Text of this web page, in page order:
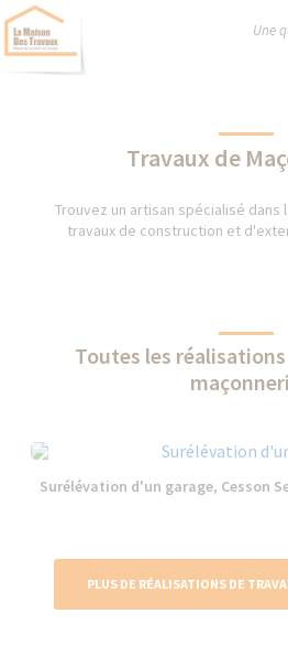
Une
Travaux de
Trouvez un artisan spécialisé dans
travaux de construction et
Toutes les
Surélévation d'un garage, Cesson
PLUS DE RÉALISATIONS DE